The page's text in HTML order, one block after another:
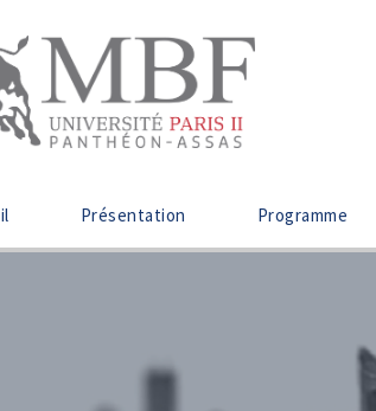
Présentation Programme